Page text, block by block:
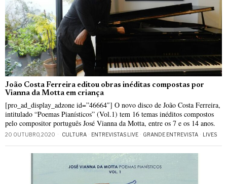
João Costa Ferreira editou obras inéditas compostas por
Vianna da Motta em criança
[pro_ad_display_adzone id=”46664″] O novo disco de João Costa Ferreira,
intitulado “Poemas Pianísticos” (Vol.1) tem 16 temas inéditos compostos
pelo compositor português José Vianna da Motta, entre os 7 e os 14 anos.
20 OUTUBRO, 2020 CULTURA · ENTREVISTAS LIVE · GRANDE ENTREVISTA · LIVES